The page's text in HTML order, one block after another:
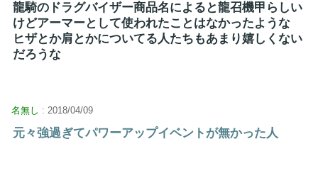
龍騎のドラグバイザー商品名によると龍召機甲らしい
けどアーマーとして使われたことはなかったような
ヒザとか肩とかについてる人たちもあまり嬉しくない
だろうな
名無し : 2018/04/09
元々強過ぎてパワーアップイベントが無かった人